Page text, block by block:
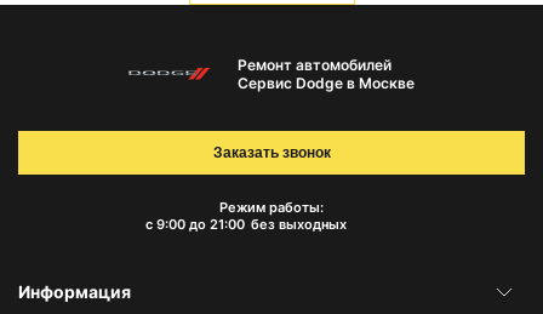
Ремонт автомобилей
Сервис Dodge в Москве
Режим работы:
с 9:00 до 21:00 без выходных
Заказать звонок
Информация